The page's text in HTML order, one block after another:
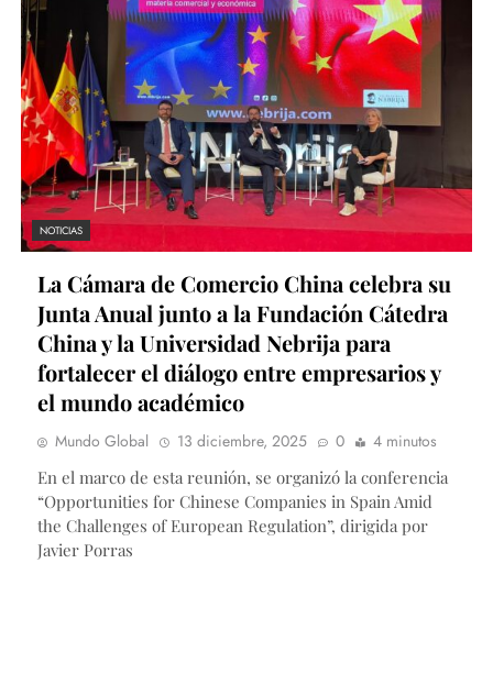
NOTICIAS
La Cámara de Comercio China celebra su
Junta Anual junto a la Fundación Cátedra
China y la Universidad Nebrija para
fortalecer el diálogo entre empresarios y
el mundo académico
Mundo Global 13 diciembre, 2025 0
4 minutos
En el marco de esta reunión, se organizó la conferencia
“Opportunities for Chinese Companies in Spain Amid
the Challenges of European Regulation”, dirigida por
Javier Porras